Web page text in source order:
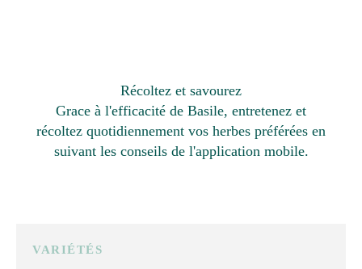
Récoltez et savourez
Grace à l'efficacité de Basile, entretenez et
récoltez quotidiennement vos herbes préférées en
suivant les conseils de l'application mobile.
VARIÉTÉS